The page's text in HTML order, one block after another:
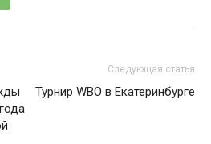
Следующая статья
Турнир WBO в Екатеринбурге